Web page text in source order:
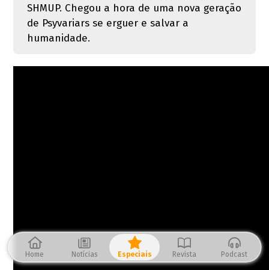
SHMUP. Chegou a hora de uma nova geração
de Psyvariars se erguer e salvar a
humanidade.
Home Notícias Especiais Revista Podcast